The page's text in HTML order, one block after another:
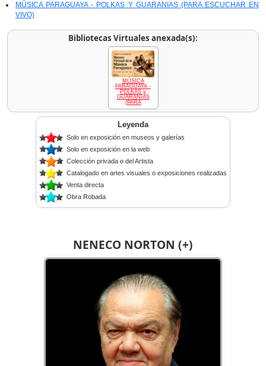
NENECO NORTON (+)
MÚSICA PARAGUAYA - POLKAS Y GUARANIAS (PARA ESCUCHAR EN
VIVO)
Bibliotecas Virtuales anexada(s):
MÚSICA
PARAGUAYA -
POLKAS y
GUARANIAS
(PARA
Leyenda
Solo en exposición en museos y galerías
Solo en exposición en la web
Colección privada o del Artista
Catalogado en artes visuales o exposiciones realizadas
Venta directa
Obra Robada